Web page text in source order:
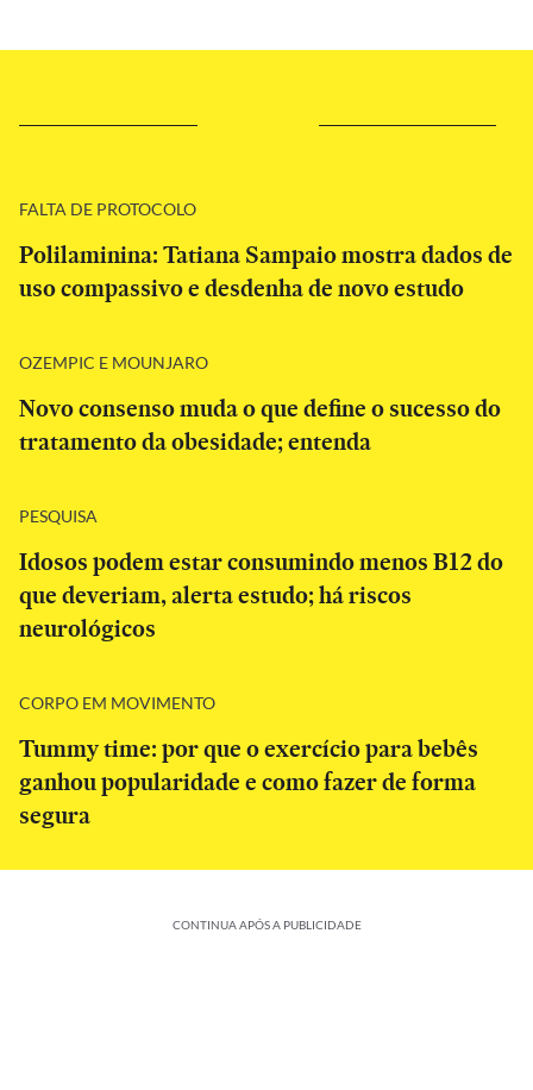
FALTA DE PROTOCOLO
Polilaminina: Tatiana Sampaio mostra dados de
uso compassivo e desdenha de novo estudo
OZEMPIC E MOUNJARO
Novo consenso muda o que define o sucesso do
tratamento da obesidade; entenda
PESQUISA
Idosos podem estar consumindo menos B12 do
que deveriam, alerta estudo; há riscos
neurológicos
CORPO EM MOVIMENTO
Tummy time: por que o exercício para bebês
ganhou popularidade e como fazer de forma
segura
CONTINUA APÓS A PUBLICIDADE